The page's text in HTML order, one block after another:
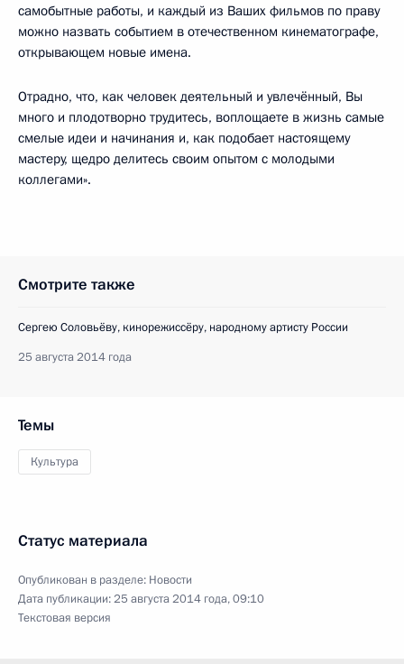
самобытные работы, и каждый из Ваших фильмов по праву
можно назвать событием в отечественном кинематографе,
открывающем новые имена.
Отрадно, что, как человек деятельный и увлечённый, Вы
много и плодотворно трудитесь, воплощаете в жизнь самые
смелые идеи и начинания и, как подобает настоящему
мастеру, щедро делитесь своим опытом с молодыми
коллегами».
Смотрите также
Сергею Соловьёву, кинорежиссёру, народному артисту России
25 августа 2014 года
Темы
Культура
Статус материала
Опубликован в разделе: Новости
Дата публикации:25 августа 2014 года, 09:10
Текстовая версия